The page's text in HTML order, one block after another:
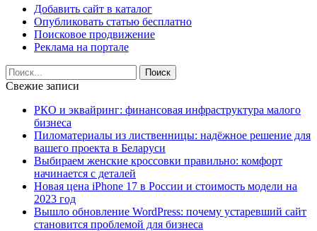
Добавить сайт в каталог
Опубликовать статью бесплатно
Поисковое продвижение
Реклама на портале
Свежие записи
РКО и эквайринг: финансовая инфраструктура малого
бизнеса
Пиломатериалы из лиственницы: надёжное решение для
вашего проекта в Беларуси
Выбираем женские кроссовки правильно: комфорт
начинается с деталей
Новая цена iPhone 17 в России и стоимость модели на
2023 год
Вышло обновление WordPress: почему устаревший сайт
становится проблемой для бизнеса